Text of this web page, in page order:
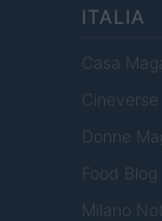
ITALIA
Casa
Donne
Food Blog
Milano